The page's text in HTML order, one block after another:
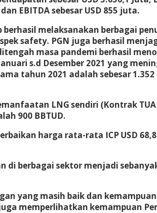
EBITDA sebesar USD 855 juta.
melaksanakan berbagai
safety. PGN juga berhasil
masa pandemi berhasil
s.d Desember 2021 yang
tahun 2021 adalah sebesar
LNG sendiri (Kontrak TUA
900 BBTUD.
harga rata-rata ICP USD
berbagai sektor menjadi
yang masih baik dan
memperlihatkan kemampuan